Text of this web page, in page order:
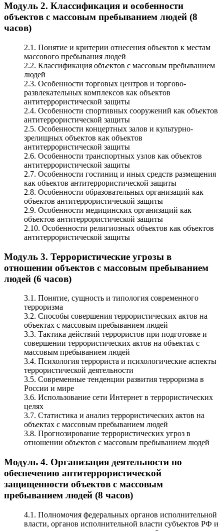
Модуль 2. Классификация и особенности
объектов с массовым пребыванием людей (8
часов)
2.1. Понятие и критерии отнесения объектов к местам
массового пребывания людей
2.2. Классификация объектов с массовым пребыванием
людей
2.3. Особенности торговых центров и торгово-
развлекательных комплексов как объектов
антитеррористической защиты
2.4. Особенности спортивных сооружений как объектов
антитеррористической защиты
2.5. Особенности концертных залов и культурно-
зрелищных объектов как объектов
антитеррористической защиты
2.6. Особенности транспортных узлов как объектов
антитеррористической защиты
2.7. Особенности гостиниц и иных средств размещения
как объектов антитеррористической защиты
2.8. Особенности образовательных организаций как
объектов антитеррористической защиты
2.9. Особенности медицинских организаций как
объектов антитеррористической защиты
2.10. Особенности религиозных объектов как объектов
антитеррористической защиты
Модуль 3. Террористические угрозы в
отношении объектов с массовым пребыванием
людей (6 часов)
3.1. Понятие, сущность и типология современного
терроризма
3.2. Способы совершения террористических актов на
объектах с массовым пребыванием людей
3.3. Тактика действий террористов при подготовке и
совершении террористических актов на объектах с
массовым пребыванием людей
3.4. Психология террориста и психологические аспекты
террористической деятельности
3.5. Современные тенденции развития терроризма в
России и мире
3.6. Использование сети Интернет в террористических
целях
3.7. Статистика и анализ террористических актов на
объектах с массовым пребыванием людей
3.8. Прогнозирование террористических угроз в
отношении объектов с массовым пребыванием людей
Модуль 4. Организация деятельности по
обеспечению антитеррористической
защищенности объектов с массовым
пребыванием людей (8 часов)
4.1. Полномочия федеральных органов исполнительной
власти, органов исполнительной власти субъектов РФ и